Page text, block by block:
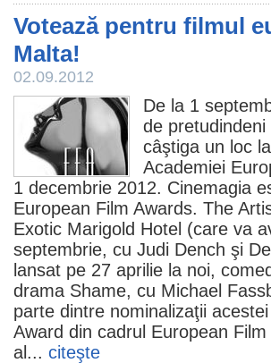
Votează pentru filmul
Malta!
02.09.2012
De la 1
de
câştiga un loc
Academiei
1 decembrie 2012. Cinemagia
European Film Awards. The
Exotic Marigold Hotel (care va
septembrie, cu Judi Dench şi
lansat pe 27 aprilie la noi,
drama Shame, cu Michael
parte dintre nominalizaţii
Award din cadrul European Film
al... citeşte